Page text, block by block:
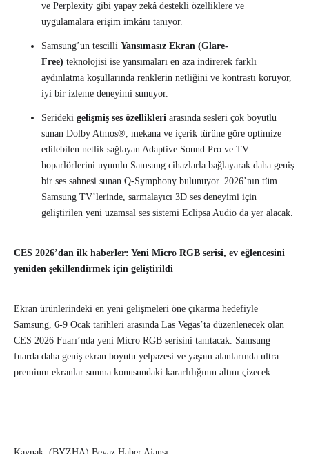
ve Perplexity gibi yapay zekâ destekli özelliklere ve
uygulamalara erişim imkânı tanıyor.
Samsung’un tescilli Yansımasız Ekran (Glare-
Free) teknolojisi ise yansımaları en aza indirerek farklı
aydınlatma koşullarında renklerin netliğini ve kontrastı koruyor,
iyi bir izleme deneyimi sunuyor.
Serideki gelişmiş ses özellikleri arasında sesleri çok boyutlu
sunan Dolby Atmos®, mekana ve içerik türüne göre optimize
edilebilen netlik sağlayan Adaptive Sound Pro ve TV
hoparlörlerini uyumlu Samsung cihazlarla bağlayarak daha geniş
bir ses sahnesi sunan Q-Symphony bulunuyor. 2026’nın tüm
Samsung TV’lerinde, sarmalayıcı 3D ses deneyimi için
geliştirilen yeni uzamsal ses sistemi Eclipsa Audio da yer alacak.
CES 2026’dan ilk haberler: Yeni Micro RGB serisi, ev eğlencesini
yeniden şekillendirmek için geliştirildi
Ekran ürünlerindeki en yeni gelişmeleri öne çıkarma hedefiyle
Samsung, 6-9 Ocak tarihleri arasında Las Vegas’ta düzenlenecek olan
CES 2026 Fuarı’nda yeni Micro RGB serisini tanıtacak. Samsung
fuarda daha geniş ekran boyutu yelpazesi ve yaşam alanlarında ultra
premium ekranlar sunma konusundaki kararlılığının altını çizecek.